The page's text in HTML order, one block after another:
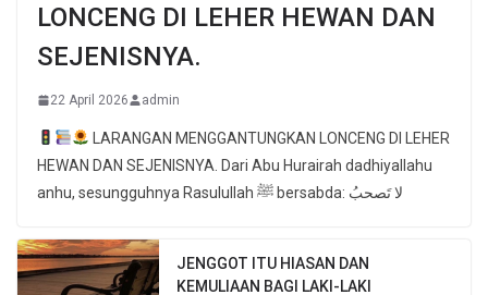
LONCENG DI LEHER HEWAN DAN
SEJENISNYA.
22 April 2026 admin
LARANGAN MENGGANTUNGKAN LONCENG DI LEHER
HEWAN DAN SEJENISNYA. Dari Abu Hurairah dadhiyallahu
anhu, sesungguhnya Rasulullah ﷺ bersabda: لا تَصحبُ
JENGGOT ITU HIASAN DAN
KEMULIAAN BAGI LAKI-LAKI